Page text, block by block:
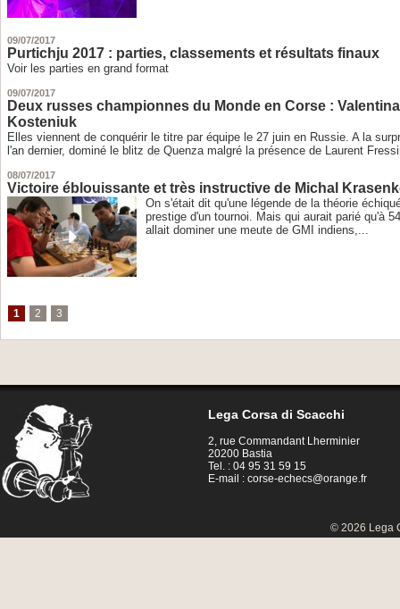
09/07/2017
Purtichju 2017 : parties, classements et résultats finaux
Voir les parties en grand format
09/07/2017
Deux russes championnes du Monde en Corse :
Kosteniuk
Elles viennent de conquérir le titre par équipe le 27 juin en Russie. A la
l'an dernier, dominé le blitz de Quenza malgré la présence de Laurent
08/07/2017
Victoire éblouissante et très instructive de Michal
On s'était dit qu'une légende de la théorie
prestige d'un tournoi. Mais qui aurait parié qu'à
allait dominer une meute de GMI indiens,...
1 2 3
Lega Corsa di Scacchi
2, rue Commandant Lherminier
20200 Bastia
Tel. : 04 95 31 59 15
E-mail :corse-echecs@orange.fr
© 2026 Lega